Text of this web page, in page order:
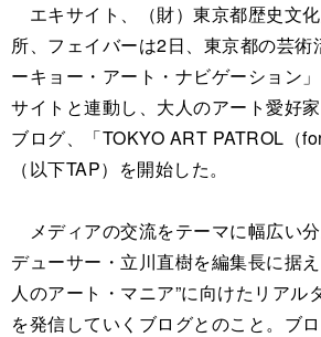
エキサイト、（財）東京都歴史文
所、フェイバーは2日、東京都の芸術
ーキョー・アート・ナビゲーション
サイトと連動し、大人のアート愛好
ブログ、「TOKYO ART PATROL（
（以下TAP）を開始した。
メディアの交流をテーマに幅広い
デューサー・立川直樹を編集長に据
人のアート・マニア”に向けたリアル
を発信していくブログとのこと。ブ